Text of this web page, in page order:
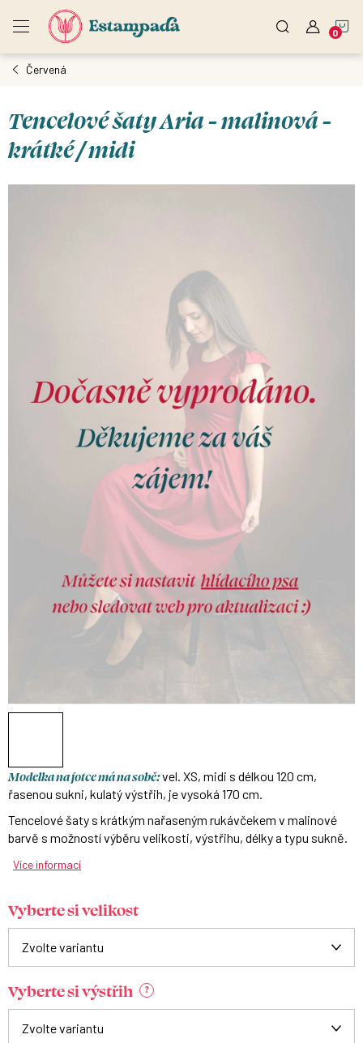
Červená
Tencelové šaty Aria - malinová -
krátké / midi
Modelka na fotce má na sobě:vel. XS, midi s délkou 120 cm,
řasenou sukni, kulatý výstřih, je vysoká 170 cm.
Tencelové šaty s krátkým nařaseným rukávčekem v malinové
barvě s možností výběru velikosti, výstřihu, délky a typu sukně.
Více informací
Vyberte si velikost
Vyberte si výstřih ?